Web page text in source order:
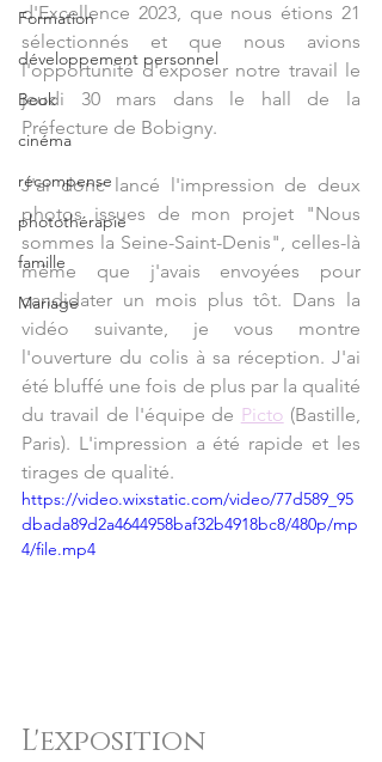
Formation
développement personnel
Book
cinéma
récompense
photothérapie
famille
Mariage
d'Excellence 2023, que nous étions 21
sélectionnés et que nous avions
l'opportunité d'exposer notre travail le
jeudi 30 mars dans le hall de la
Préfecture de Bobigny.
J'ai donc lancé l'impression de deux
photos issues de mon projet "Nous
sommes la Seine-Saint-Denis", celles-là
même que j'avais envoyées pour
candidater un mois plus tôt. Dans la
vidéo suivante, je vous montre
l'ouverture du colis à sa réception. J'ai
été bluffé une fois de plus par la qualité
du travail de l'équipe de Picto (Bastille,
Paris). L'impression a été rapide et les
tirages de qualité.
https://video.wixstatic.com/video/77d589_95
dbada89d2a4644958baf32b4918bc8/480p/mp
4/file.mp4
L'exposition